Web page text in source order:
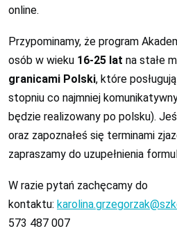
online.
Przypominamy, że program
osób w wieku 16-25 lat na stałe
granicami Polski, które
stopniu co najmniej
będzie realizowany po polsku).
oraz zapoznałeś się terminami
zapraszamy do uzupełnienia
W razie pytań zachęcamy do
kontaktu:
573 487 007